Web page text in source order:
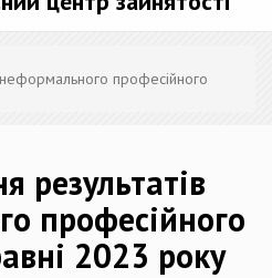
професійного
результатів
професійного
2023 року